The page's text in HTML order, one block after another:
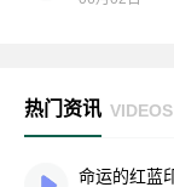
热门资讯 VIDEOS
命运的红蓝